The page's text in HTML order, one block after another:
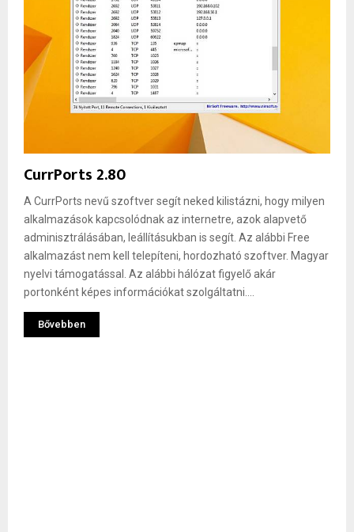
CurrPorts 2.80
A CurrPorts nevű szoftver segít neked kilistázni, hogy milyen
alkalmazások kapcsolódnak az internetre, azok alapvető
adminisztrálásában, leállításukban is segít. Az alábbi Free
alkalmazást nem kell telepíteni, hordozható szoftver. Magyar
nyelvi támogatással. Az alábbi hálózat figyelő akár
portonként képes információkat szolgáltatni....
Bővebben